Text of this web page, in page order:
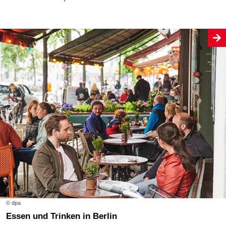
© dpa
Essen und Trinken in Berlin